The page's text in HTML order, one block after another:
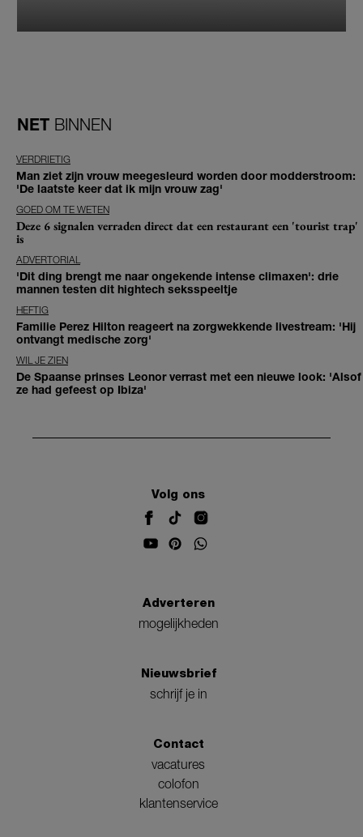
NET BINNEN
VERDRIETIG
Man ziet zijn vrouw meegesleurd worden door modderstroom:
'De laatste keer dat ik mijn vrouw zag'
GOED OM TE WETEN
Deze 6 signalen verraden direct dat een restaurant een 'tourist trap'
is
ADVERTORIAL
'Dit ding brengt me naar ongekende intense climaxen': drie
mannen testen dit hightech seksspeeltje
HEFTIG
Familie Perez Hilton reageert na zorgwekkende livestream: 'Hij
ontvangt medische zorg'
WIL JE ZIEN
De Spaanse prinses Leonor verrast met een nieuwe look: 'Alsof
ze had gefeest op Ibiza'
Volg ons
Adverteren
mogelijkheden
Nieuwsbrief
schrijf je in
Contact
vacatures
colofon
klantenservice